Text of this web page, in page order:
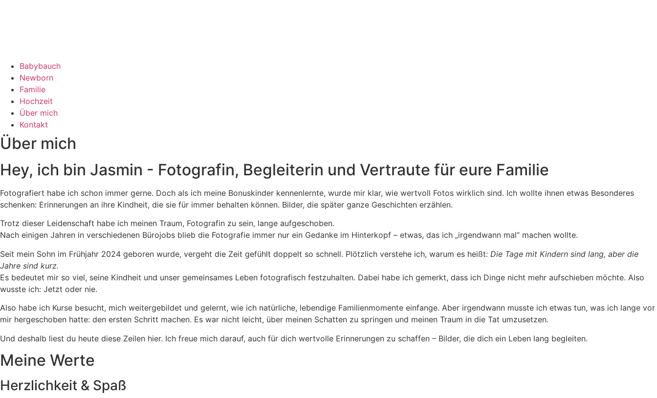
Babybauch
Newborn
Familie
Hochzeit
Über mich
Kontakt
Über mich
Hey, ich bin Jasmin - Fotografin, Begleiterin und Vertraute für eure Familie
Fotografiert habe ich schon immer gerne. Doch als ich meine Bonuskinder kennenlernte, wurde mir klar, wie wertvoll Fotos wirklich sind. Ich wollte ihnen etwas Besonderes
schenken: Erinnerungen an ihre Kindheit, die sie für immer behalten können. Bilder, die später ganze Geschichten erzählen.
Trotz dieser Leidenschaft habe ich meinen Traum, Fotografin zu sein, lange aufgeschoben.
Nach einigen Jahren in verschiedenen Bürojobs blieb die Fotografie immer nur ein Gedanke im Hinterkopf – etwas, das ich „irgendwann mal“ machen wollte.
Seit mein Sohn im Frühjahr 2024 geboren wurde, vergeht die Zeit gefühlt doppelt so schnell. Plötzlich verstehe ich, warum es heißt: Die Tage mit Kindern sind lang, aber die
Jahre sind kurz.
Es bedeutet mir so viel, seine Kindheit und unser gemeinsames Leben fotografisch festzuhalten. Dabei habe ich gemerkt, dass ich Dinge nicht mehr aufschieben möchte. Also
wusste ich: Jetzt oder nie.
Also habe ich Kurse besucht, mich weitergebildet und gelernt, wie ich natürliche, lebendige Familienmomente einfange. Aber irgendwann musste ich etwas tun, was ich lange vor
mir hergeschoben hatte: den ersten Schritt machen. Es war nicht leicht, über meinen Schatten zu springen und meinen Traum in die Tat umzusetzen.
Und deshalb liest du heute diese Zeilen hier. Ich freue mich darauf, auch für dich wertvolle Erinnerungen zu schaffen – Bilder, die dich ein Leben lang begleiten.
Meine Werte
Herzlichkeit & Spaß